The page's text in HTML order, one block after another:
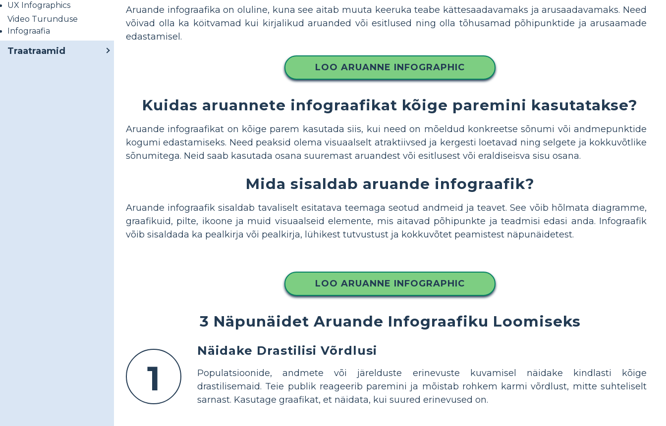
UX Infographics
Video Turunduse
Infograafia
Traatraamid
Aruande infograafika on oluline, kuna see aitab muuta keeruka teabe kättesaadavamaks ja arusaadavamaks. Need
võivad olla ka köitvamad kui kirjalikud aruanded või esitlused ning olla tõhusamad põhipunktide ja arusaamade
edastamisel.
LOO ARUANNE INFOGRAPHIC
Kuidas aruannete infograafikat kõige paremini kasutatakse?
Aruande infograafikat on kõige parem kasutada siis, kui need on mõeldud konkreetse sõnumi või andmepunktide
kogumi edastamiseks. Need peaksid olema visuaalselt atraktiivsed ja kergesti loetavad ning selgete ja kokkuvõtlike
sõnumitega. Neid saab kasutada osana suuremast aruandest või esitlusest või eraldiseisva sisu osana.
Mida sisaldab aruande infograafik?
Aruande infograafik sisaldab tavaliselt esitatava teemaga seotud andmeid ja teavet. See võib hõlmata diagramme,
graafikuid, pilte, ikoone ja muid visuaalseid elemente, mis aitavad põhipunkte ja teadmisi edasi anda. Infograafik
võib sisaldada ka pealkirja või pealkirja, lühikest tutvustust ja kokkuvõtet peamistest näpunäidetest.
LOO ARUANNE INFOGRAPHIC
3 Näpunäidet Aruande Infograafiku Loomiseks
1
Näidake Drastilisi Võrdlusi
Populatsioonide, andmete või järelduste erinevuste kuvamisel näidake kindlasti kõige
drastilisemaid. Teie publik reageerib paremini ja mõistab rohkem karmi võrdlust, mitte suhteliselt
sarnast. Kasutage graafikat, et näidata, kui suured erinevused on.